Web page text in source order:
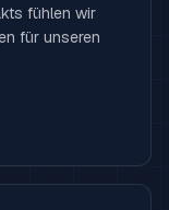
fühlen wir
für unseren